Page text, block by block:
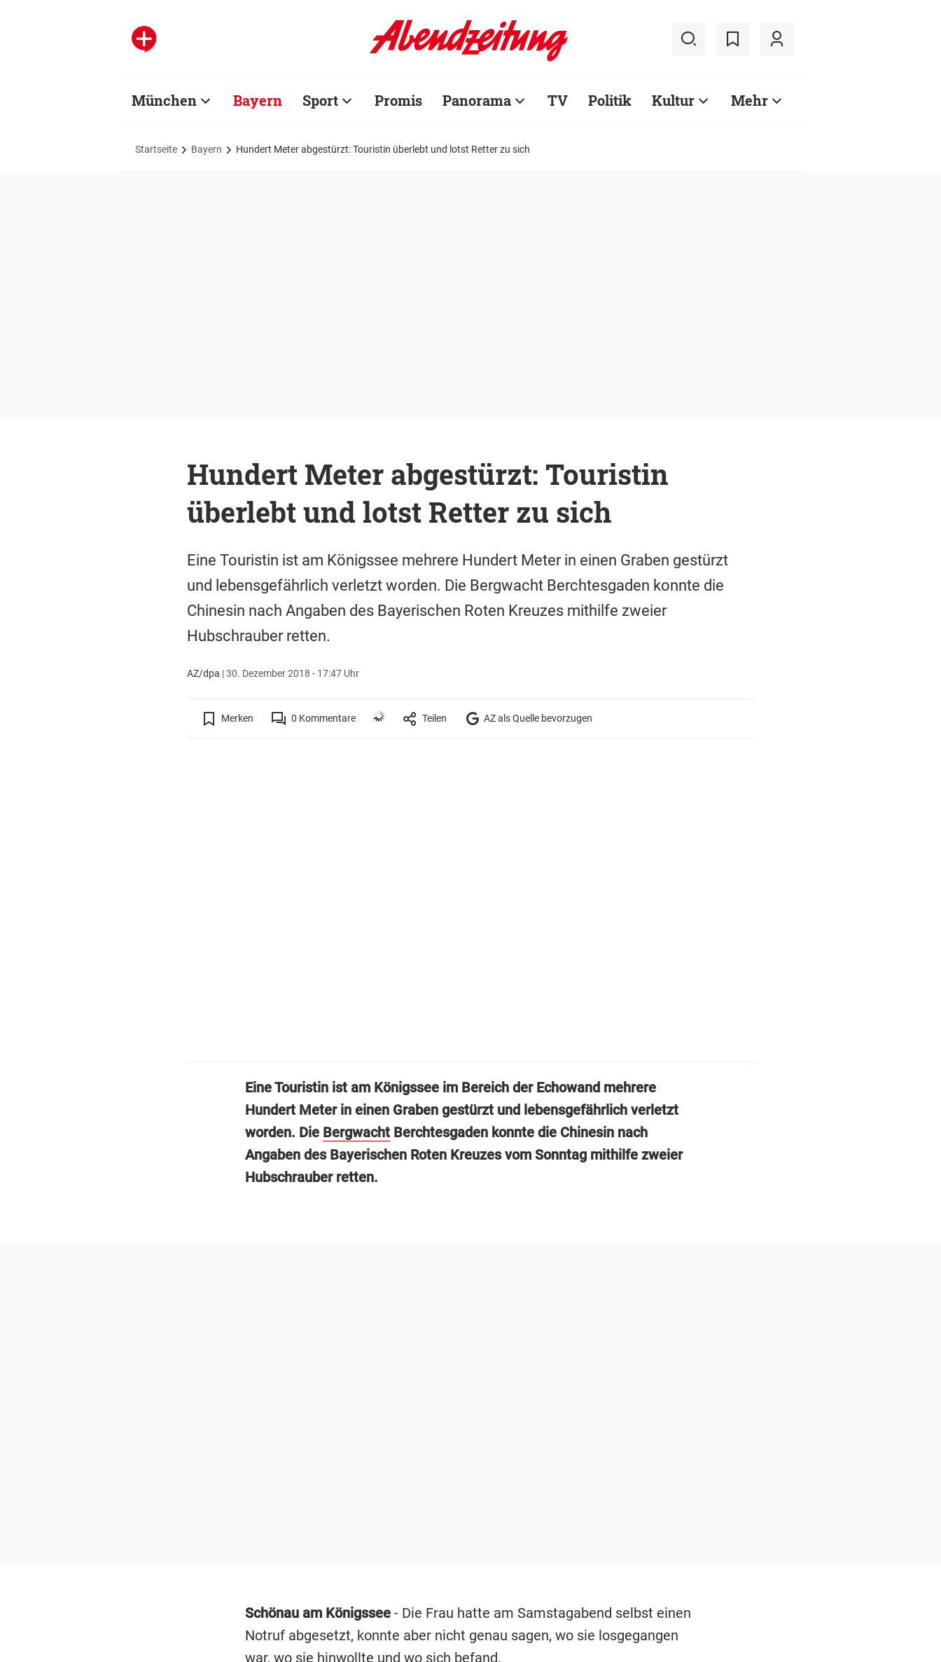
München Bayern Sport Promis Panorama TV Politik Kultur Mehr
Startseite Bayern Hundert Meter abgestürzt: Touristin überlebt und lotst Retter zu sich
Hundert Meter abgestürzt: Touristin
überlebt und lotst Retter zu sich
Eine Touristin ist am Königssee mehrere Hundert Meter in einen Graben gestürzt
und lebensgefährlich verletzt worden. Die Bergwacht Berchtesgaden konnte die
Chinesin nach Angaben des Bayerischen Roten Kreuzes mithilfe zweier
Hubschrauber retten.
AZ/dpa |30. Dezember 2018 - 17:47 Uhr
Merken 0 Kommentare Teilen AZ als Quelle bevorzugen
Eine Touristin ist am Königssee im Bereich der Echowand mehrere
Hundert Meter in einen Graben gestürzt und lebensgefährlich verletzt
worden. Die BergwachtBerchtesgaden konnte die Chinesin nach
Angaben des Bayerischen Roten Kreuzes vom Sonntag mithilfe zweier
Hubschrauber retten.
Schönau am Königssee- Die Frau hatte am Samstagabend selbst einen
Notruf abgesetzt, konnte aber nicht genau sagen, wo sie losgegangen
war, wo sie hinwollte und wo sich befand.